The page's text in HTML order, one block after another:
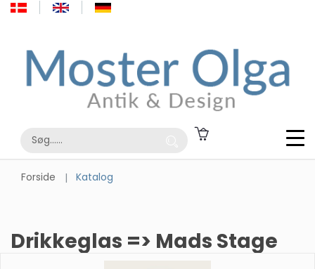
Forside Katalog
Drikkeglas => Mads Stage